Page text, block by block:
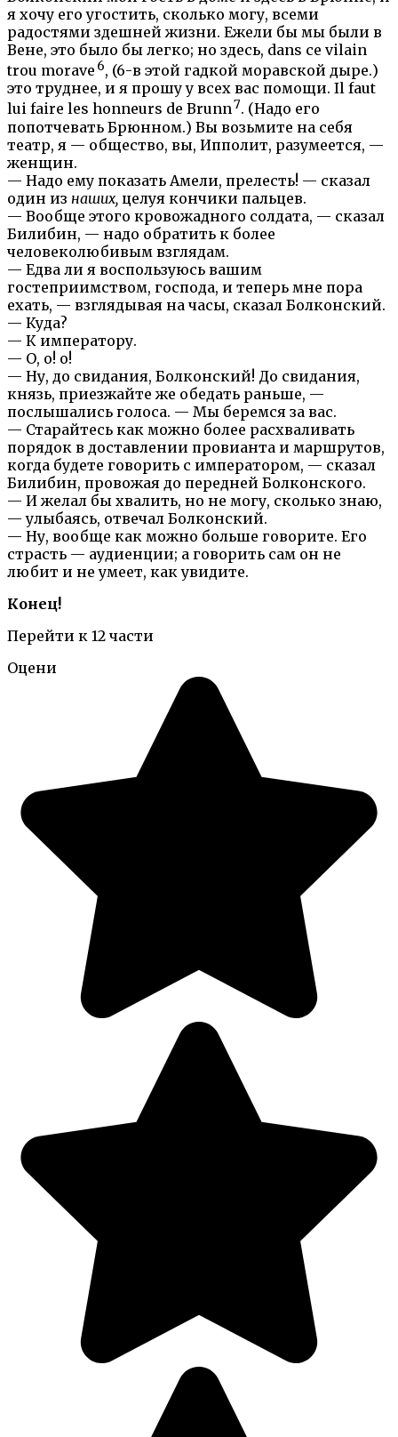
я хочу его угостить, сколько могу, всеми
радостями здешней жизни. Ежели бы мы были в
Вене, это было бы легко; но здесь, dans ce vilain
trou morave 6, (6-в этой гадкой моравской дыре.)
это труднее, и я прошу у всех вас помощи. Il faut
lui faire les honneurs de Brunn7. (Надо его
попотчевать Брюнном.) Вы возьмите на себя
театр, я — общество, вы, Ипполит, разумеется, —
женщин.
— Надо ему показать Амели, прелесть! — сказал
один из наших, целуя кончики пальцев.
— Вообще этого кровожадного солдата, — сказал
Билибин, — надо обратить к более
человеколюбивым взглядам.
— Едва ли я воспользуюсь вашим
гостеприимством, господа, и теперь мне пора
ехать, — взглядывая на часы, сказал Болконский.
— Куда?
— К императору.
— О, о! о!
— Ну, до свидания, Болконский! До свидания,
князь, приезжайте же обедать раньше, —
послышались голоса. — Мы беремся за вас.
— Старайтесь как можно более расхваливать
порядок в доставлении провианта и маршрутов,
когда будете говорить с императором, — сказал
Билибин, провожая до передней Болконского.
— И желал бы хвалить, но не могу, сколько знаю,
— улыбаясь, отвечал Болконский.
— Ну, вообще как можно больше говорите. Его
страсть — аудиенции; а говорить сам он не
любит и не умеет, как увидите.
Конец!
Перейти к 12 части
Оцени